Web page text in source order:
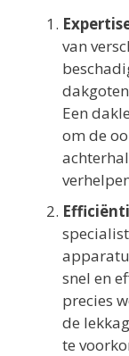
van
Een
om de
snel en
precies
de
te